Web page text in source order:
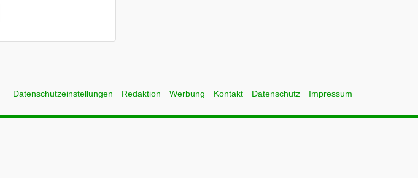
Datenschutzeinstellungen Redaktion Werbung Kontakt Datenschutz Impressum